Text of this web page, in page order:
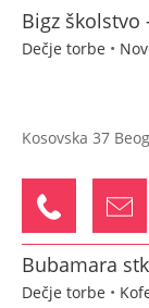
Bigz školstvo
Dečje torbe •
Kosovska 37
Bubamara
Dečje torbe •